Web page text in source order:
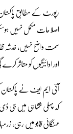
رپورٹ کے مطابق
اصلاحات مکمل نہیں
سمت واضح نہیں، خدشہ
اور ادائیگیوں کو متاثر
آئی ایم ایف نے
کہ پہلی ششماہی میں جی
مہنگائی قابو میں رہی،